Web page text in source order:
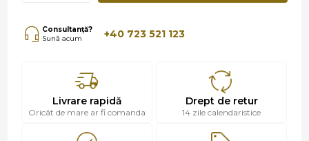
Consultanță?
Sună acum
+40 723 521 123
Livrare rapidă
Oricât de mare ar fi comanda
Drept de retur
14 zile calendaristice